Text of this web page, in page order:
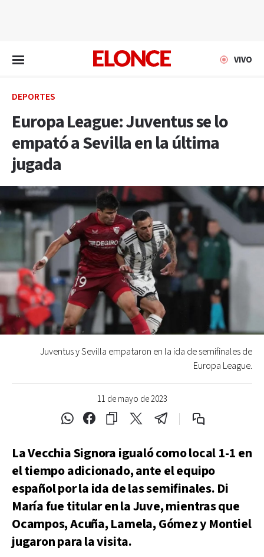
VIVO
DEPORTES
Europa League: Juventus se lo
empató a Sevilla en la última
jugada
11 de mayo de 2023
Juventus y Sevilla empataron en la ida de semifinales de
Europa League.
La Vecchia Signora igualó como local 1-1 en
el tiempo adicionado, ante el equipo
español por la ida de las semifinales. Di
María fue titular en la Juve, mientras que
Ocampos, Acuña, Lamela, Gómez y Montiel
jugaron para la visita.